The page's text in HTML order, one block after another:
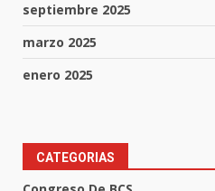
septiembre 2025
marzo 2025
enero 2025
CATEGORIAS